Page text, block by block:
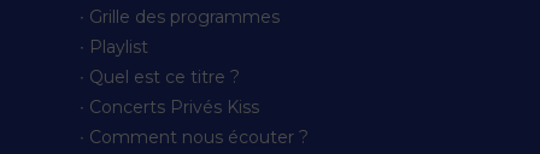
∙ Grille des programmes
∙ Playlist
∙ Quel est ce titre ?
∙ Concerts Privés Kiss
∙ Comment nous écouter ?